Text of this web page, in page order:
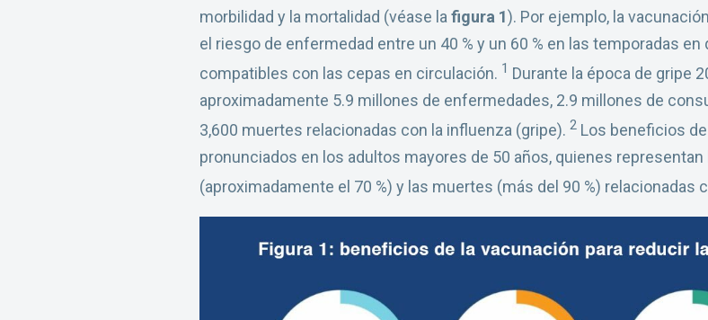
morbilidad y la mortalidad (véase la figura 1). Por ejemplo, la
el riesgo de enfermedad entre un 40 % y un 60 % en las temporadas
compatibles con las cepas en circulación. 1 Durante la época de gripe
aproximadamente 5.9 millones de enfermedades, 2.9 millones de
3,600 muertes relacionadas con la influenza (gripe). 2 Los beneficios
pronunciados en los adultos mayores de 50 años, quienes
(aproximadamente el 70 %) y las muertes (más del 90 %) relacionadas